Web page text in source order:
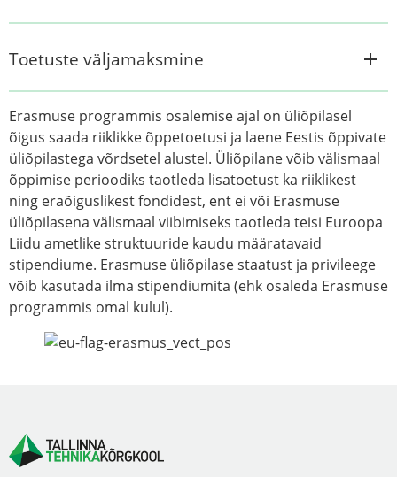
Toetuste väljamaksmine
Erasmuse programmis osalemise ajal on üliõpilasel
õigus saada riiklikke õppetoetusi ja laene Eestis õppivate
üliõpilastega võrdsetel alustel. Üliõpilane võib välismaal
õppimise perioodiks taotleda lisatoetust ka riiklikest
ning eraõiguslikest fondidest, ent ei või Erasmuse
üliõpilasena välismaal viibimiseks taotleda teisi Euroopa
Liidu ametlike struktuuride kaudu määratavaid
stipendiume. Erasmuse üliõpilase staatust ja privileege
võib kasutada ilma stipendiumita (ehk osaleda Erasmuse
programmis omal kulul).